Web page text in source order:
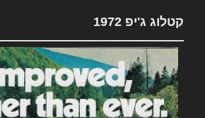
קטלוג ג'יפ 1972